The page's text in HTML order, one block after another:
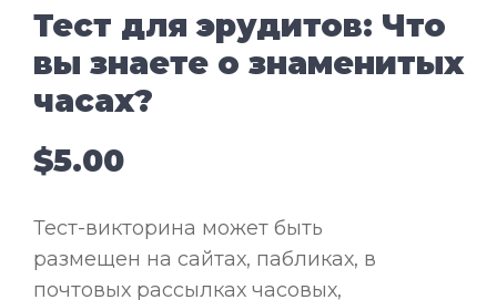
Тест для эрудитов: Что
вы знаете о знаменитых
часах?
$5.00
Тест-викторина может быть
размещен на сайтах, пабликах, в
почтовых рассылках часовых,